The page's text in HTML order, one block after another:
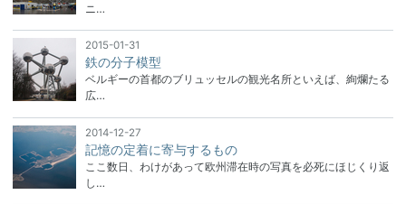
ニ…
2015-01-31
鉄の分子模型
ベルギーの首都のブリュッセルの観光名所といえば、絢爛たる
広…
2014-12-27
記憶の定着に寄与するもの
ここ数日、わけがあって欧州滞在時の写真を必死にほじくり返
し…